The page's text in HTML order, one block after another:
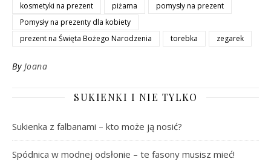
kosmetyki na prezent
piżama
pomysły na prezent
Pomysły na prezenty dla kobiety
prezent na Święta Bożego Narodzenia
torebka zegarek
By Joana
SUKIENKI I NIE TYLKO
Sukienka z falbanami – kto może ją nosić?
Spódnica w modnej odsłonie – te fasony musisz mieć!